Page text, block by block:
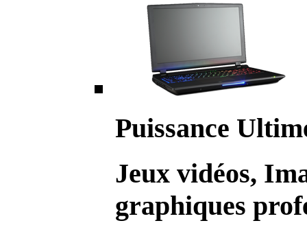
Puissance
Jeux vidéos,
graphiques